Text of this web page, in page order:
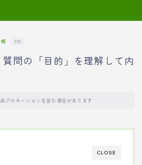
PR
問の「目的」を理解して内
プロモーションを含む場合があります
CLOSE